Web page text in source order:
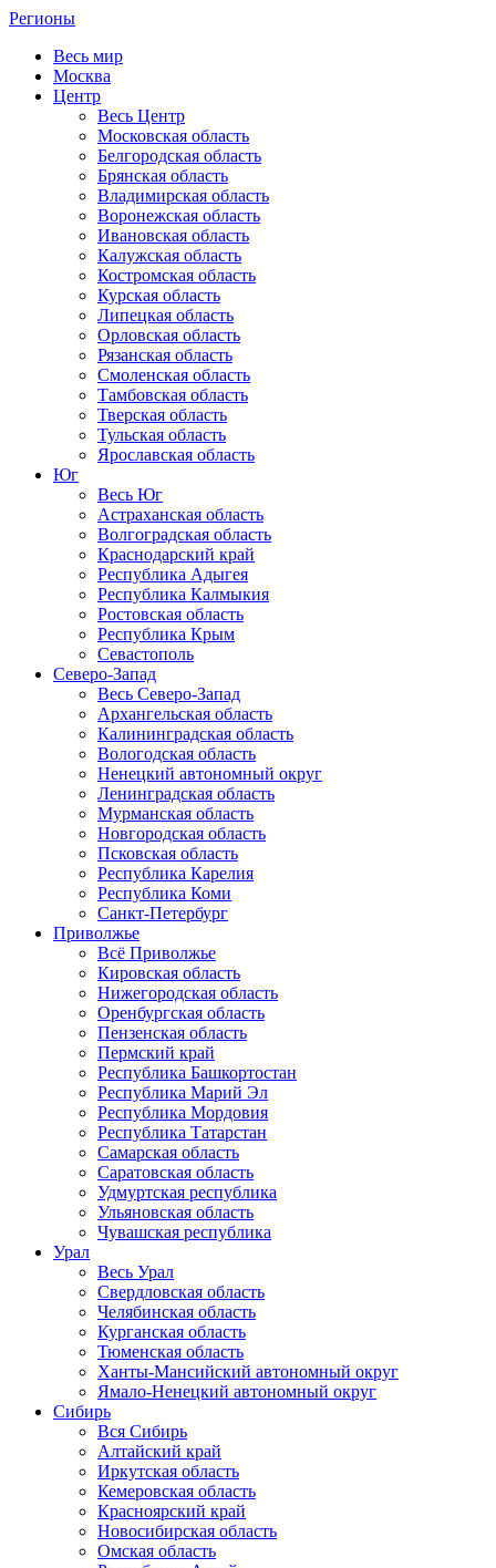
Регионы
Весь мир
Москва
Центр
Весь Центр
Московская область
Белгородская область
Брянская область
Владимирская область
Воронежская область
Ивановская область
Калужская область
Костромская область
Курская область
Липецкая область
Орловская область
Рязанская область
Смоленская область
Тамбовская область
Тверская область
Тульская область
Ярославская область
Юг
Весь Юг
Астраханская область
Волгоградская область
Краснодарский край
Республика Адыгея
Республика Калмыкия
Ростовская область
Республика Крым
Севастополь
Северо-Запад
Весь Северо-Запад
Архангельская область
Калининградская область
Вологодская область
Ненецкий автономный округ
Ленинградская область
Мурманская область
Новгородская область
Псковская область
Республика Карелия
Республика Коми
Санкт-Петербург
Приволжье
Всё Приволжье
Кировская область
Нижегородская область
Оренбургская область
Пензенская область
Пермский край
Республика Башкортостан
Республика Марий Эл
Республика Мордовия
Республика Татарстан
Самарская область
Саратовская область
Удмуртская республика
Ульяновская область
Чувашская республика
Урал
Весь Урал
Свердловская область
Челябинская область
Курганская область
Тюменская область
Ханты-Мансийский автономный округ
Ямало-Ненецкий автономный округ
Сибирь
Вся Сибирь
Алтайский край
Иркутская область
Кемеровская область
Красноярский край
Новосибирская область
Омская область